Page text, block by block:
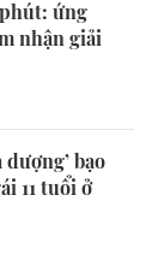
ứng
nhận giải
dượng’ bạo
11 tuổi ở